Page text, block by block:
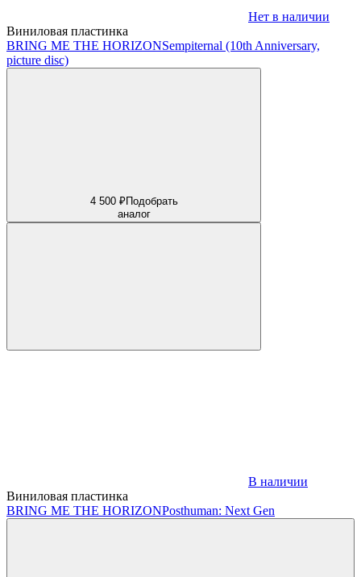
Нет в наличии
Виниловая пластинка
BRING ME THE HORIZONSempiternal (10th Anniversary,
picture disc)
4 500 ₽Подобрать
аналог
В наличии
Виниловая пластинка
BRING ME THE HORIZONPosthuman: Next Gen